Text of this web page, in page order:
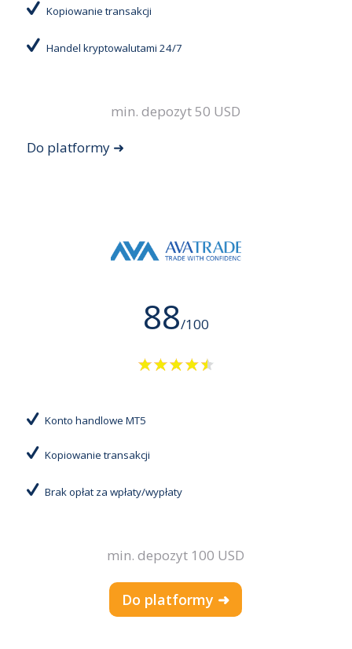
Kopiowanie transakcji
Handel kryptowalutami 24/7
min. depozyt 50 USD
Do platformy ➜
88/100
Konto handlowe MT5
Kopiowanie transakcji
Brak opłat za wpłaty/wypłaty
min. depozyt 100 USD
Do platformy ➜